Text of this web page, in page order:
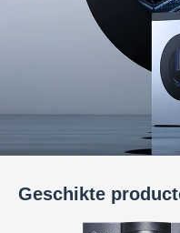
Geschikte